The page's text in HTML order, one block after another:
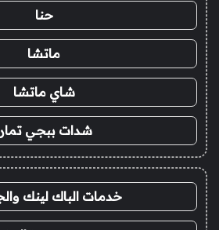
حنا
ماتشا
شاي ماتشا
شدات ببجي
خدمات الباك لينك